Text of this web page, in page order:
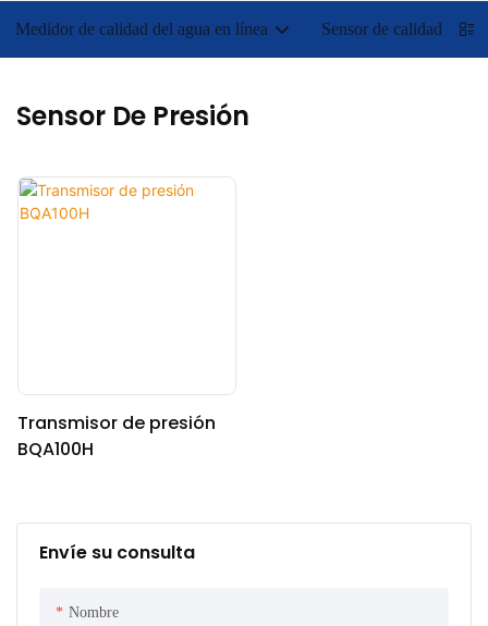
Medidor de calidad del agua en línea Sensor de calidad del
Sensor De Presión
Envíe su consulta
Nombre
Transmisor de presión
BQA100H